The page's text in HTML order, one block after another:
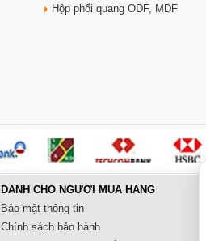
Hộp phối quang ODF, MDF
DÀNH CHO NGƯỜI MUA HÀNG
Bảo mật thông tin
Chính sách bảo hành